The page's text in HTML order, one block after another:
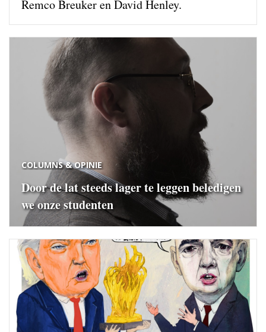
Remco Breuker en David Henley.
COLUMNS & OPINIE
Door de lat steeds lager te leggen beledigen
we onze studenten